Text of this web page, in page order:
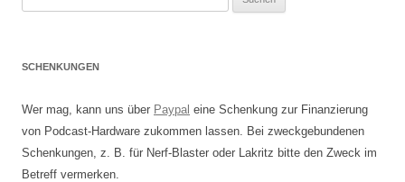
SCHENKUNGEN
Wer mag, kann uns über Paypal eine Schenkung zur Finanzierung
von Podcast-Hardware zukommen lassen. Bei zweckgebundenen
Schenkungen, z. B. für Nerf-Blaster oder Lakritz bitte den Zweck im
Betreff vermerken.